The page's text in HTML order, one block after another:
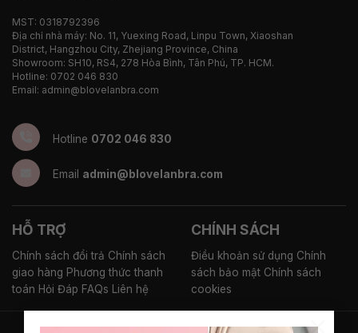
MST: 0318792396
Địa chỉ nhà máy: No. 11, Yuexing Road, Linpu Town, Xiaoshan
District, Hangzhou City, Zhejiang Province, China
Showroom: SH10, RS4, 278 Hòa Bình, Tân Phú, TP. HCM.
Hotline: 0702 046 830
Email: admin@blovelanbra.com
Hotline 0702 046 830
Email admin@blovelanbra.com
HỖ TRỢ
Chính sách đổi trả Chính sách
giao hàng Phương thức thanh
toán Hỏi Đáp FAQs Liên hệ
CHÍNH SÁCH
Điều khoản sử dụng Chính
sách bảo mật Chính sách
cookies